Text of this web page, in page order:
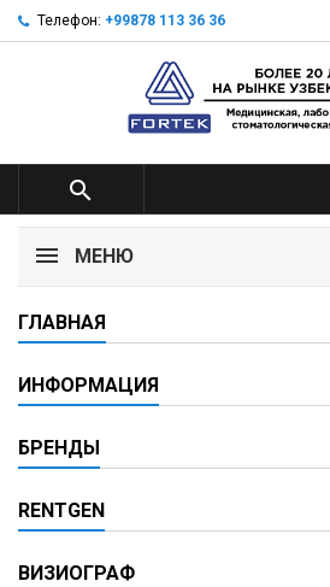
Телефон: +99878 113 36 36

МЕНЮ
ГЛАВНАЯ
ИНФОРМАЦИЯ
БРЕНДЫ
RENTGEN
ВИЗИОГРАФ